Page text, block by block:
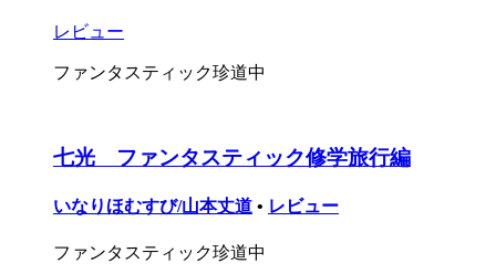
レビュー
ファンタスティック珍道中
七光 ファンタスティック修学旅行編
いなりほむすび/山本丈道 • レビュー
ファンタスティック珍道中